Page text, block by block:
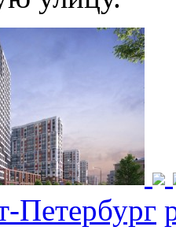
Петербург